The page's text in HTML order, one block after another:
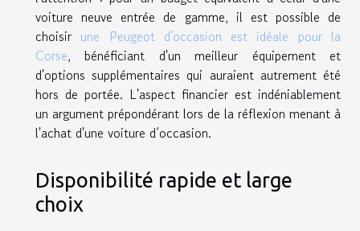
voiture neuve entrée de gamme, il est possible de
choisir une Peugeot d'occasion est idéale pour la
Corse, bénéficiant d'un meilleur équipement et
d'options supplémentaires qui auraient autrement été
hors de portée. L'aspect financier est indéniablement
un argument prépondérant lors de la réflexion menant à
l'achat d'une voiture d’occasion.
Disponibilité rapide et large
choix